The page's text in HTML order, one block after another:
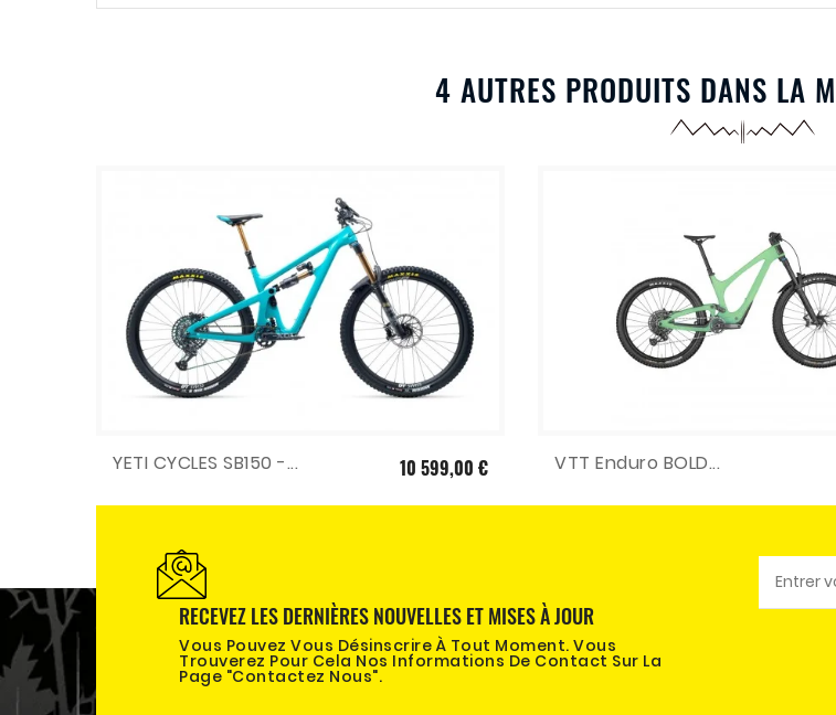
4 AUTRES PRODUITS DANS LA
YETI CYCLES SB150 -... 10 599,00 € VTT Enduro BOLD...
RECEVEZ LES DERNIÈRES NOUVELLES ET MISES À JOUR
Vous Pouvez Vous Désinscrire À Tout Moment. Vous
Trouverez Pour Cela Nos Informations De Contact Sur La
Page "contactez Nous".